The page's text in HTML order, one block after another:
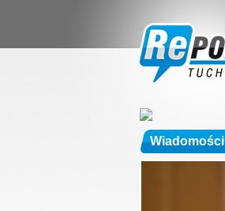
Wiadomości